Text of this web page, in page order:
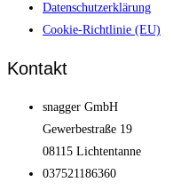
Datenschutzerklärung
Cookie-Richtlinie (EU)
Kontakt
snagger GmbH
Gewerbestraße 19
08115 Lichtentanne
037521186360